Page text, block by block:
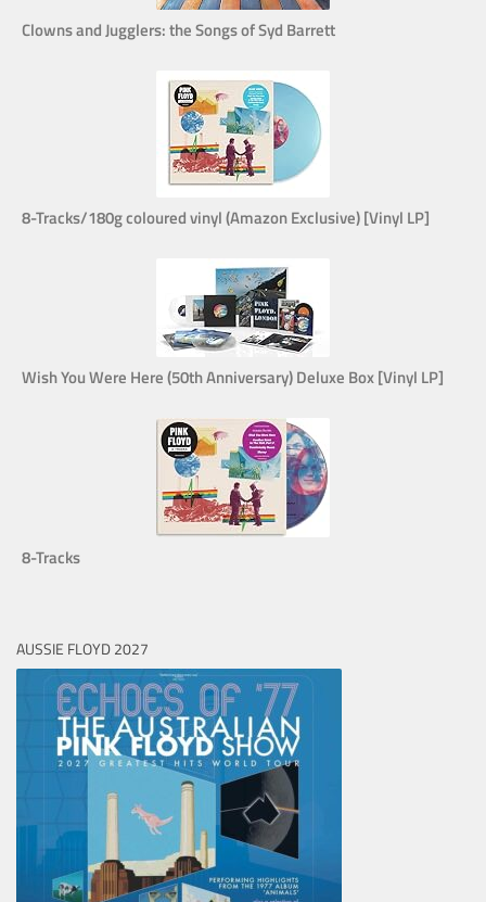
Clowns and Jugglers: the Songs of Syd Barrett
8-Tracks/180g coloured vinyl (Amazon Exclusive) [Vinyl LP]
Wish You Were Here (50th Anniversary) Deluxe Box [Vinyl LP]
8-Tracks
AUSSIE FLOYD 2027